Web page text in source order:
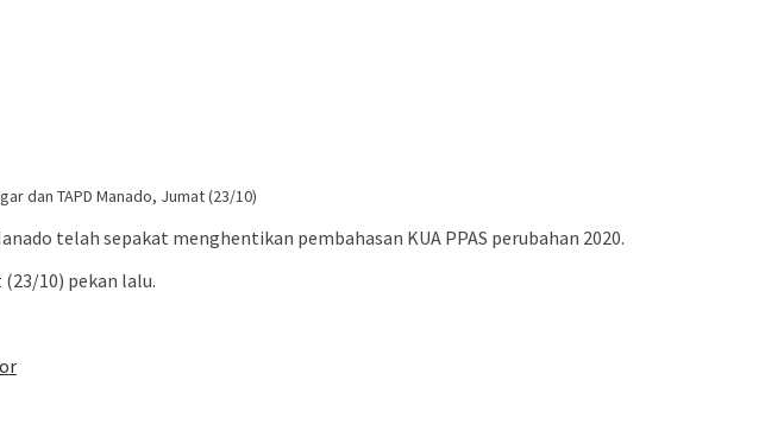
dan TAPD Manado, Jumat (23/10)
telah sepakat menghentikan pembahasan KUA PPAS perubahan 2020.
10) pekan lalu.